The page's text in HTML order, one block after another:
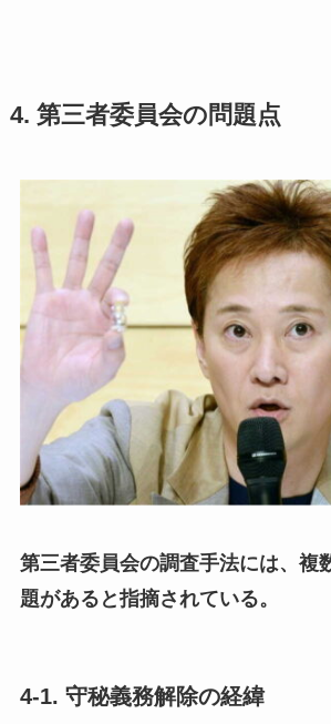
4. 第三者委員会の問題点
第三者委員会の調査手法には、複
題があると指摘されている。
4-1. 守秘義務解除の経緯